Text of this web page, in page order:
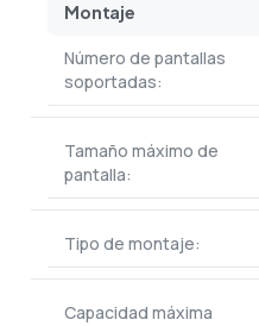
Montaje
Número de pantallas
soportadas:
Tamaño máximo de
pantalla:
Tipo de montaje:
Capacidad máxima